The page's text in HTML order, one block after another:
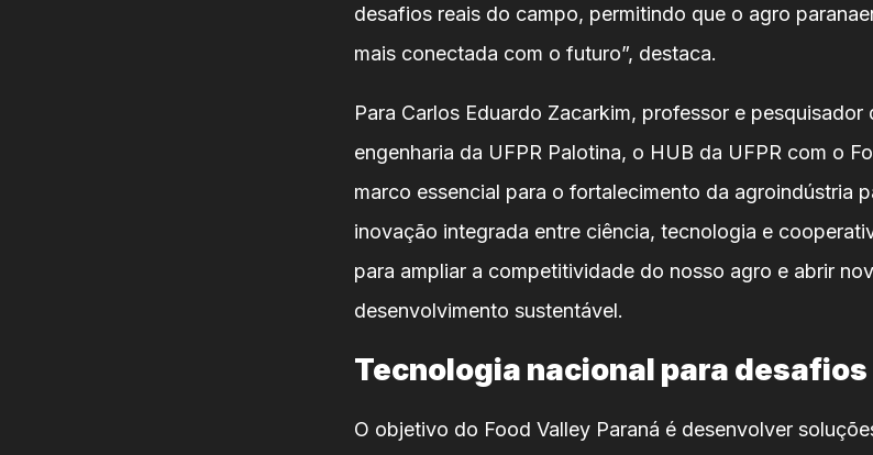
desafios reais do campo, permitindo que o agro
mais conectada com o futuro”, destaca.
Para Carlos Eduardo Zacarkim, professor e
engenharia da UFPR Palotina, o HUB da UFPR com o
marco essencial para o fortalecimento da agroindústria
inovação integrada entre ciência, tecnologia e
para ampliar a competitividade do nosso agro e abrir
desenvolvimento sustentável.
Tecnologia nacional para
O objetivo do Food Valley Paraná é desenvolver